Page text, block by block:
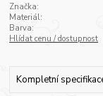
Značka:
Materiál:
Barva:
Hlídat cenu / dostupnost
Kompletní